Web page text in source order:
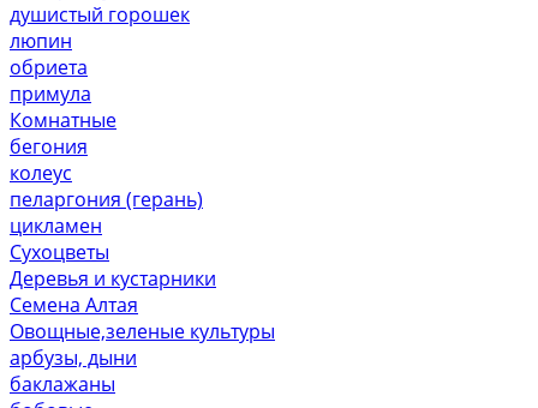
душистый горошек
люпин
обриета
примула
Комнатные
бегония
колеус
пеларгония (герань)
цикламен
Сухоцветы
Деревья и кустарники
Семена Алтая
Овощные,зеленые культуры
арбузы, дыни
баклажаны